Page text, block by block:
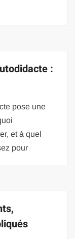
:
pose une
et à quel
pour